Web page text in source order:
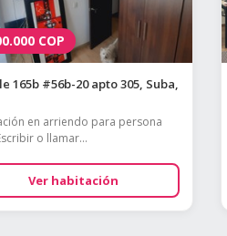
COP
165b #56b-20 apto 305, Suba,
en arriendo para persona
o llamar...
Ver habitación